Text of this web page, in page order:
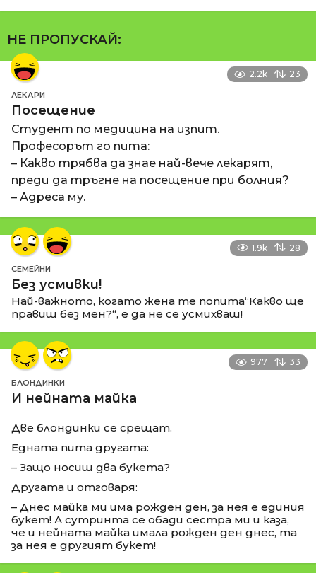
НЕ ПРОПУСКАЙ:
2.2k 23
ЛЕКАРИ
Посещение
Студент по медицина на изпит.
Професорът го пита:
– Какво трябва да знае най-вече лекарят,
преди да тръгне на посещение при болния?
– Адреса му.
1.9k 28
СЕМЕЙНИ
Без усмивки!
Най-важното, когато жена те попита“Какво ще
правиш без мен?“, е да не се усмихваш!
977 33
БЛОНДИНКИ
И нейната майка
Две блондинки се срещат.
Едната пита другата:
– Защо носиш два букета?
Другата и отговаря:
– Днес майка ми има рожден ден, за нея е единия
букет! А сутринта се обади сестра ми и каза,
че и нейната майка имала рожден ден днес, та
за нея е другият букет!